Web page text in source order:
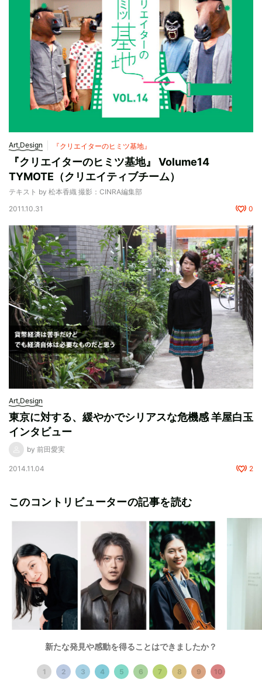
新たな発見や感動を得ることはできましたか？
1 2 3 4 5 6 7 8 9 10
Art,Design 『クリエイターのヒミツ基地』
『クリエイターのヒミツ基地』 Volume14
TYMOTE（クリエイティブチーム）
テキスト by 松本香織 撮影：CINRA編集部
2011.10.31
0
Art,Design
東京に対する、緩やかでシリアスな危機感 羊屋白玉
インタビュー
by 前田愛実
2014.11.04 2
このコントリビューターの記事を読む
世界へ、いまここから。 ——クリエイター支援基金が支